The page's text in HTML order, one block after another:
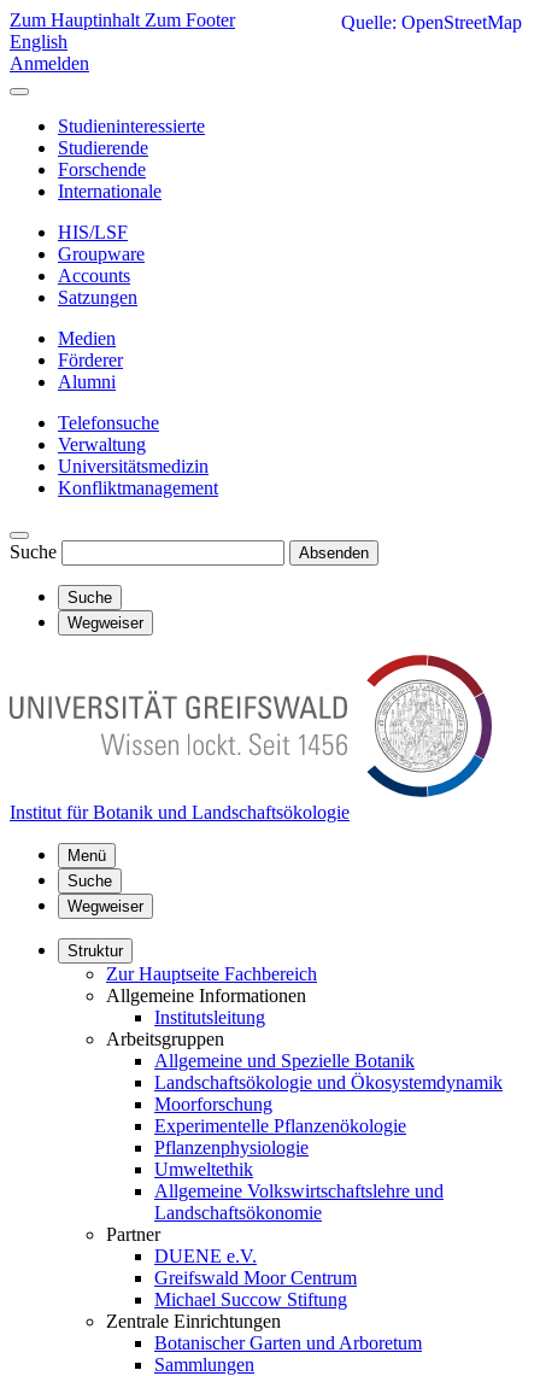
Zum Hauptinhalt Zum Footer
English
Anmelden
Studieninteressierte
Studierende
Forschende
Internationale
HIS/LSF
Groupware
Accounts
Satzungen
Medien
Förderer
Alumni
Telefonsuche
Verwaltung
Universitätsmedizin
Konfliktmanagement
Suche Absenden
Suche
Wegweiser
Institut für Botanik und Landschaftsökologie
Menü
Suche
Wegweiser
Struktur
Zur Hauptseite Fachbereich
Allgemeine Informationen
Institutsleitung
Arbeitsgruppen
Allgemeine und Spezielle Botanik
Landschaftsökologie und Ökosystemdynamik
Moorforschung
Experimentelle Pflanzenökologie
Pflanzenphysiologie
Umweltethik
Allgemeine Volkswirtschaftslehre und
Landschaftsökonomie
Partner
DUENE e.V.
Greifswald Moor Centrum
Michael Succow Stiftung
Zentrale Einrichtungen
Botanischer Garten und Arboretum
Sammlungen
Quelle: OpenStreetMap